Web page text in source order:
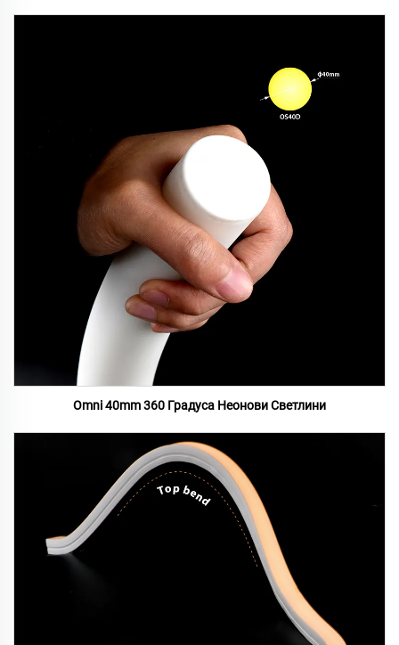
Omni 40mm 360 Градуса Неонови Светлини